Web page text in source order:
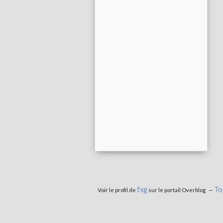
Voir le profil de fxgsur le portail Overblog